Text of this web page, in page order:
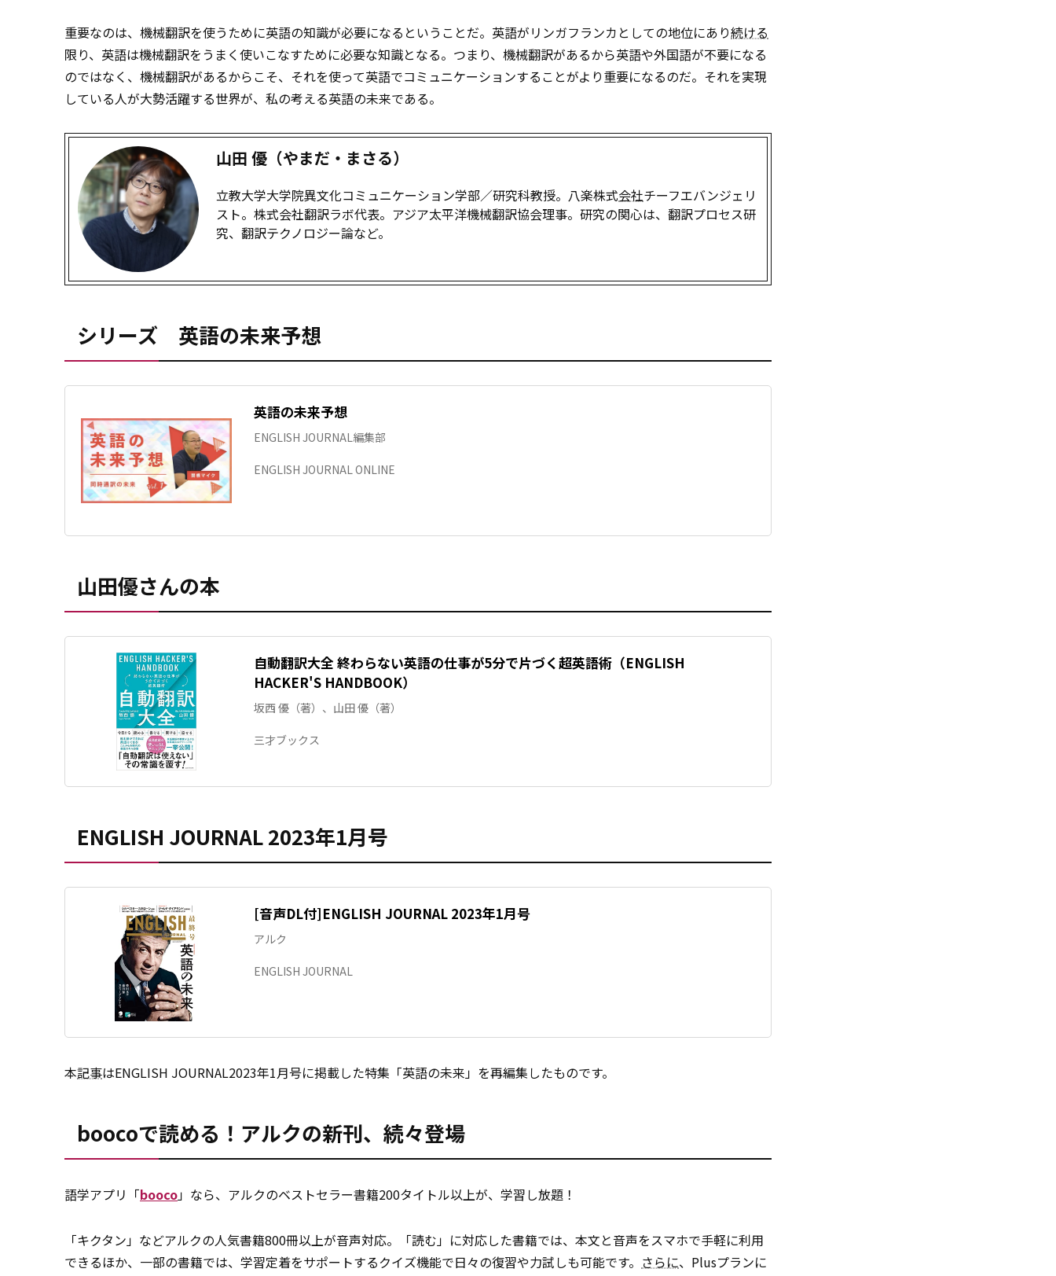
重要なのは、機械翻訳を使うために英語の知識が必要になるということだ。英語がリンガフランカとしての地位にあり続ける
限り、英語は機械翻訳をうまく使いこなすために必要な知識となる。つまり、機械翻訳があるから英語や外国語が不要になる
のではなく、機械翻訳があるからこそ、それを使って英語でコミュニケーションすることがより重要になるのだ。それを実現
している人が大勢活躍する世界が、私の考える英語の未来である。
山田 優（やまだ・まさる）
立教大学大学院異文化コミュニケーション学部／研究科教授。八楽株式会社チーフエバンジェリ
スト。株式会社翻訳ラボ代表。アジア太平洋機械翻訳協会理事。研究の関心は、翻訳プロセス研
究、翻訳テクノロジー論など。
シリーズ 英語の未来予想
英語の未来予想
ENGLISH JOURNAL編集部
ENGLISH JOURNAL ONLINE
山田優さんの本
自動翻訳大全 終わらない英語の仕事が5分で片づく超英語術（ENGLISH
HACKER'S HANDBOOK）
坂西 優（著）、山田 優（著）
三才ブックス
ENGLISH JOURNAL 2023年1月号
[音声DL付]ENGLISH JOURNAL 2023年1月号
アルク
ENGLISH JOURNAL
本記事はENGLISH JOURNAL2023年1月号に掲載した特集「英語の未来」を再編集したものです。
boocoで読める！アルクの新刊、続々登場
語学アプリ「booco」なら、アルクのベストセラー書籍200タイトル以上が、学習し放題！
「キクタン」などアルクの人気書籍800冊以上が音声対応。「読む」に対応した書籍では、本文と音声をスマホで手軽に利用
できるほか、一部の書籍では、学習定着をサポートするクイズ機能で日々の復習や力試しも可能です。 さらに、Plusプランに